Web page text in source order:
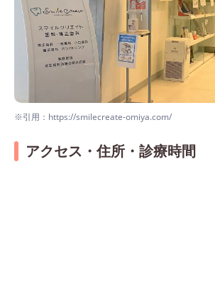
※引用：https://smilecreate-omiya.com/
アクセス・住所・診療時間